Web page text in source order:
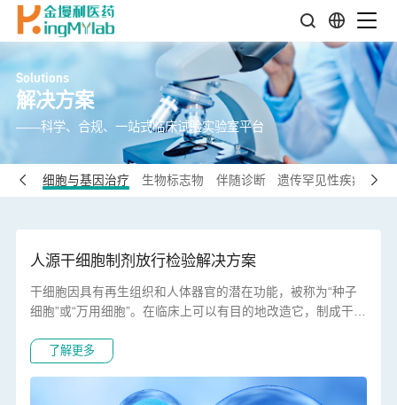
Solutions
解决方案
——科学、合规、一站式临床试验实验室平台
疾病 细胞与基因治疗 生物标志物 伴随诊断 遗传罕见性疾病
人源干细胞制剂放行检验解决方案
干细胞因具有再生组织和人体器官的潜在功能，被称为“种子
细胞”或“万用细胞”。在临床上可以有目的地改造它，制成干细
治疗带来新的希望。然而，由于干细胞产品在制备、存储及运
了解更多